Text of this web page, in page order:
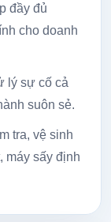
đầy đủ
cho doanh
lý sự cố cả
suôn sẻ.
tra, vệ sinh
máy sấy định